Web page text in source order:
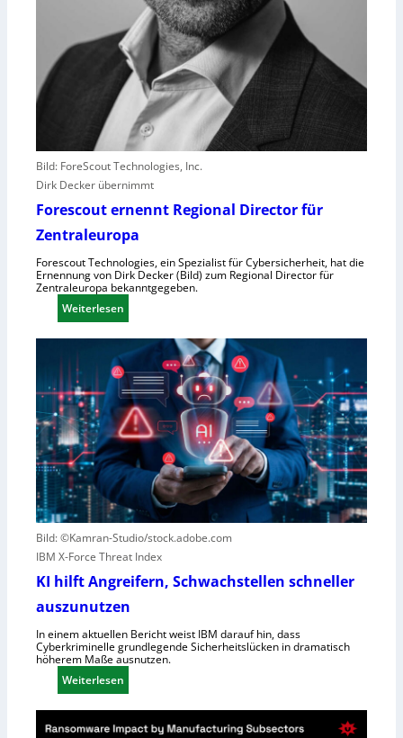
e
r
e
r
e
b
e
n
V
r
w
ü
f
e
w
e
g
e
n
S
c
h
l
e
c
h
t
l
s
u
Bild: ForeScout Technologies, Inc.
Dirk Decker übernimmt
Forescout ernennt Regional Director für
Zentraleuropa
Forescout Technologies, ein Spezialist für Cybersicherheit, hat die
Ernennung von Dirk Decker (Bild) zum Regional Director für
Zentraleuropa bekanntgegeben.
Weiterlesen
F
r
s
c
o
u
t
e
r
n
e
n
t
e
g
n
Bild: ©Kamran-Studio/stock.adobe.com
IBM X-Force Threat Index
KI hilft Angreifern, Schwachstellen schneller
auszunutzen
In einem aktuellen Bericht weist IBM darauf hin, dass
Cyberkriminelle grundlegende Sicherheitslücken in dramatisch
höherem Maße ausnutzen.
Weiterlesen
K